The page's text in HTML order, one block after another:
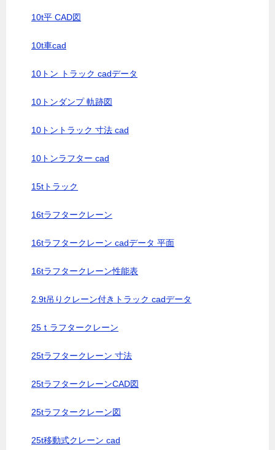
10t平 CAD図
10t車cad
10トン トラック cadデータ
10トンダンプ 軌跡図
10トントラック 寸法 cad
10トンラフター cad
15tトラック
16tラフタークレーン
16tラフタークレーン cadデータ 平面
16tラフタークレーン性能表
2.9t吊りクレーン付きトラック cadデータ
25ｔラフタークレーン
25tラフタークレーン 寸法
25tラフタークレーンCAD図
25tラフタークレーン図
25t移動式クレーン cad